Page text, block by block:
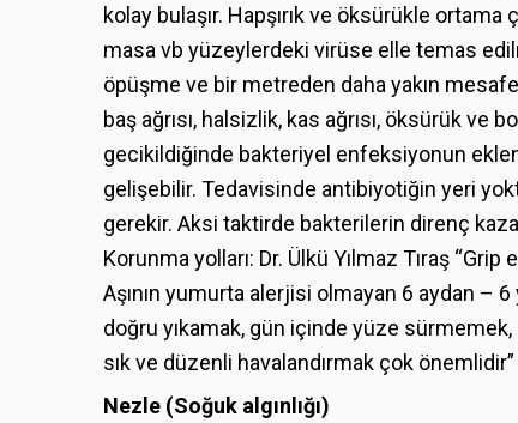
kolay bulaşır. Hapşırık ve öksürükle ortama
masa vb yüzeylerdeki virüse elle temas
öpüşme ve bir metreden daha yakın
baş ağrısı, halsizlik, kas ağrısı, öksürük ve
gecikildiğinde bakteriyel enfeksiyonun
gelişebilir. Tedavisinde antibiyotiğin yeri
gerekir. Aksi taktirde bakterilerin direnç
Korunma yolları: Dr. Ülkü Yılmaz Tıraş
Aşının yumurta alerjisi olmayan 6 aydan –
doğru yıkamak, gün içinde yüze
sık ve düzenli havalandırmak çok
Nezle (Soğuk algınlığı)